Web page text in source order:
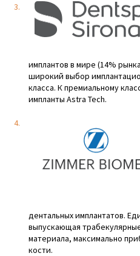
имплантов в мире (14%
широкий выбор
класса. К премиальному
импланты Astra Tech.
дентальных имплантатов.
выпускающая
материала, максимально
кости.